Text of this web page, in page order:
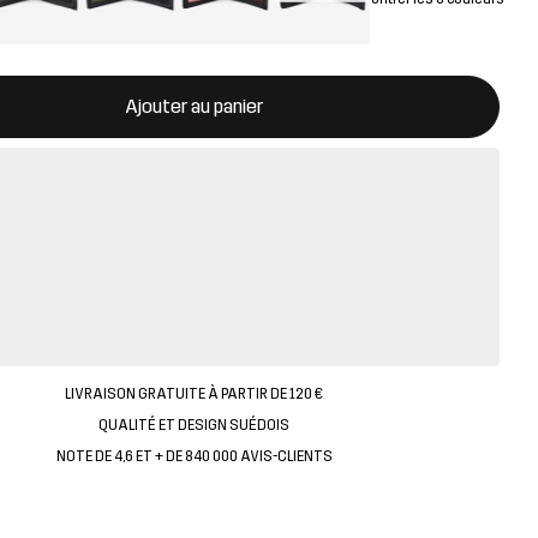
Ajouter au panier
une fenêtre modale confirmant un nouvel article dans le
LIVRAISON GRATUITE À PARTIR DE 120 €
QUALITÉ ET DESIGN SUÉDOIS
NOTE DE 4,6 ET + DE 840 000 AVIS-CLIENTS